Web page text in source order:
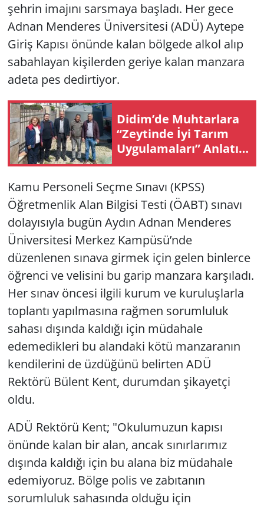
şehrin imajını sarsmaya başladı. Her gece
Adnan Menderes Üniversitesi (ADÜ) Aytepe
Giriş Kapısı önünde kalan bölgede alkol alıp
sabahlayan kişilerden geriye kalan manzara
adeta pes dedirtiyor.
Didim’de Muh­tar­la­ra
“Zey­tin­de İyi Tarım
Uy­gu­la­ma­la­rı” An­la­tıl­
dı
Kamu Personeli Seçme Sınavı (KPSS)
Öğretmenlik Alan Bilgisi Testi (ÖABT) sınavı
dolayısıyla bugün Aydın Adnan Menderes
Üniversitesi Merkez Kampüsü’nde
düzenlenen sınava girmek için gelen binlerce
öğrenci ve velisini bu garip manzara karşıladı.
Her sınav öncesi ilgili kurum ve kuruluşlarla
toplantı yapılmasına rağmen sorumluluk
sahası dışında kaldığı için müdahale
edemedikleri bu alandaki kötü manzaranın
kendilerini de üzdüğünü belirten ADÜ
Rektörü Bülent Kent, durumdan şikayetçi
oldu.
ADÜ Rektörü Kent; "Okulumuzun kapısı
önünde kalan bir alan, ancak sınırlarımız
dışında kaldığı için bu alana biz müdahale
edemiyoruz. Bölge polis ve zabıtanın
sorumluluk sahasında olduğu için
Yerel